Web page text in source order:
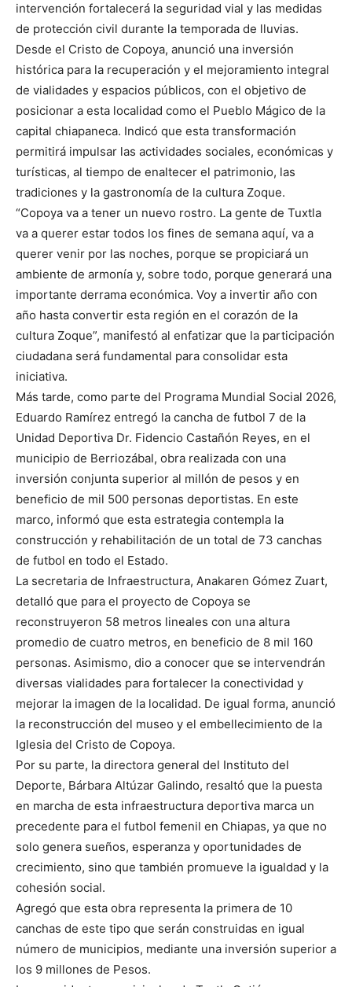
intervención fortalecerá la seguridad vial y las medidas
de protección civil durante la temporada de lluvias.
Desde el Cristo de Copoya, anunció una inversión
histórica para la recuperación y el mejoramiento integral
de vialidades y espacios públicos, con el objetivo de
posicionar a esta localidad como el Pueblo Mágico de la
capital chiapaneca. Indicó que esta transformación
permitirá impulsar las actividades sociales, económicas y
turísticas, al tiempo de enaltecer el patrimonio, las
tradiciones y la gastronomía de la cultura Zoque.
“Copoya va a tener un nuevo rostro. La gente de Tuxtla
va a querer estar todos los fines de semana aquí, va a
querer venir por las noches, porque se propiciará un
ambiente de armonía y, sobre todo, porque generará una
importante derrama económica. Voy a invertir año con
año hasta convertir esta región en el corazón de la
cultura Zoque”, manifestó al enfatizar que la participación
ciudadana será fundamental para consolidar esta
iniciativa.
Más tarde, como parte del Programa Mundial Social 2026,
Eduardo Ramírez entregó la cancha de futbol 7 de la
Unidad Deportiva Dr. Fidencio Castañón Reyes, en el
municipio de Berriozábal, obra realizada con una
inversión conjunta superior al millón de pesos y en
beneficio de mil 500 personas deportistas. En este
marco, informó que esta estrategia contempla la
construcción y rehabilitación de un total de 73 canchas
de futbol en todo el Estado.
La secretaria de Infraestructura, Anakaren Gómez Zuart,
detalló que para el proyecto de Copoya se
reconstruyeron 58 metros lineales con una altura
promedio de cuatro metros, en beneficio de 8 mil 160
personas. Asimismo, dio a conocer que se intervendrán
diversas vialidades para fortalecer la conectividad y
mejorar la imagen de la localidad. De igual forma, anunció
la reconstrucción del museo y el embellecimiento de la
Iglesia del Cristo de Copoya.
Por su parte, la directora general del Instituto del
Deporte, Bárbara Altúzar Galindo, resaltó que la puesta
en marcha de esta infraestructura deportiva marca un
precedente para el futbol femenil en Chiapas, ya que no
solo genera sueños, esperanza y oportunidades de
crecimiento, sino que también promueve la igualdad y la
cohesión social.
Agregó que esta obra representa la primera de 10
canchas de este tipo que serán construidas en igual
número de municipios, mediante una inversión superior a
los 9 millones de Pesos.